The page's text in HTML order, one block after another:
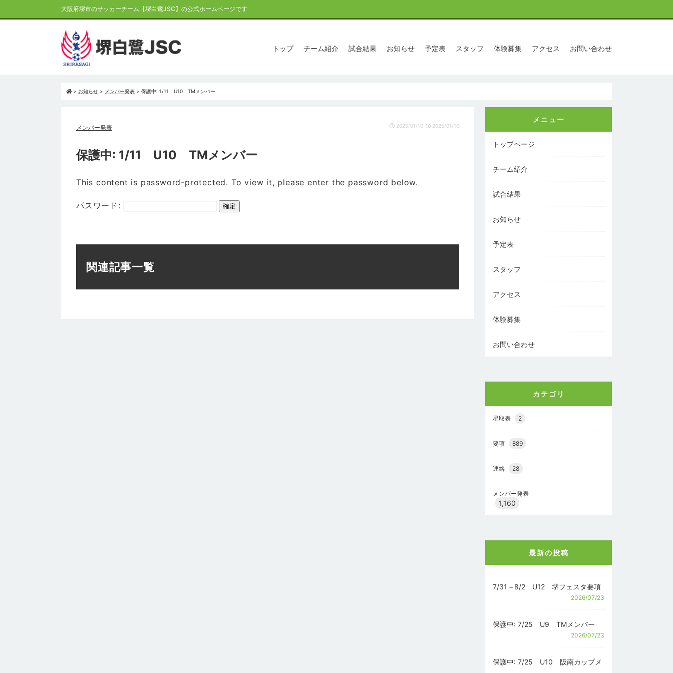
大阪府堺市のサッカーチーム【堺白鷺JSC】の公式ホームページです
トップ チーム紹介 試合結果 お知らせ 予定表 スタッフ 体験募集 アクセス お問い合わせ
> お知らせ > メンバー発表 > 保護中: 1/11 U10 TMメンバー
メンバー発表 2025/01/10 2025/01/10
保護中: 1/11 U10 TMメンバー
This content is password-protected. To view it, please enter the password below.
パスワード:
関連記事一覧
メニュー
トップページ
チーム紹介
試合結果
お知らせ
予定表
スタッフ
アクセス
体験募集
お問い合わせ
カテゴリ
星取表 2
要項 889
連絡 28
メンバー発表
1,160
最新の投稿
7/31～8/2 U12 堺フェスタ要項
2026/07/23
保護中: 7/25 U9 TMメンバー
2026/07/23
保護中: 7/25 U10 阪南カップメ